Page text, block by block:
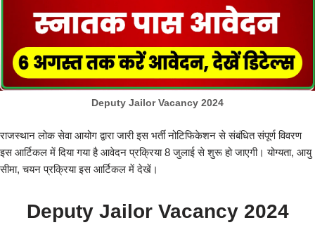
Deputy Jailor Vacancy 2024
राजस्थान लोक सेवा आयोग द्वारा जारी इस भर्ती नोटिफिकेशन से संबंधित संपूर्ण विवरण
इस आर्टिकल में दिया गया है आवेदन प्रक्रिया 8 जुलाई से शुरू हो जाएगी। योग्यता, आयु
सीमा, चयन प्रक्रिया इस आर्टिकल में देखें।
Deputy Jailor Vacancy 2024